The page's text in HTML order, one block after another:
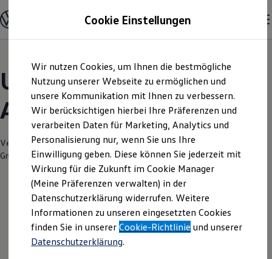
Hauptinhalt
springen
Footer
springen
Modelle und Konfigurator
Konfigurator
Modelle vergleichen
Elektroautos
ENERGY Sondermodelle
Nutzfahrzeuge
SUV und CUV
Familienautos
Kombis
Kompaktwagen
Sportwagen
Schnell verfügbare Fahrzeuge
Angebote und Produkte
Aktuelle Angebote
E-Auto-Förderung
Volkswagen Marktplatz
Die ENERGY Sondermodelle
Junge Gebrauchtwagen und Gebrauchtwagen
Volkswagen Zertifizierte Gebrauchtwagen
Elektromobilität bei Gebrauchtwagen
Unsere aktuellen
Angebote und mehr
Verantwortlich für die Inhalte auf dieser Seite ist die Senger Holstein
GmbH
Impressum & Rechtliches)
Leider haben wir im Moment keine
aktuellen Angebote
Cookie Einstellungen
Wir nutzen Cookies, um Ihnen die bestmögliche
Nutzung unserer Webseite zu ermöglichen und
unsere Kommunikation mit Ihnen zu verbessern.
Wir berücksichtigen hierbei Ihre Präferenzen und
verarbeiten Daten für Marketing, Analytics und
Personalisierung nur, wenn Sie uns Ihre
Einwilligung geben. Diese können Sie jederzeit mit
Wirkung für die Zukunft im Cookie Manager
(Meine Präferenzen verwalten) in der
Datenschutzerklärung widerrufen. Weitere
Informationen zu unseren eingesetzten Cookies
finden Sie in unsererCookie-Richtlinie und unserer
Datenschutzerklärung.